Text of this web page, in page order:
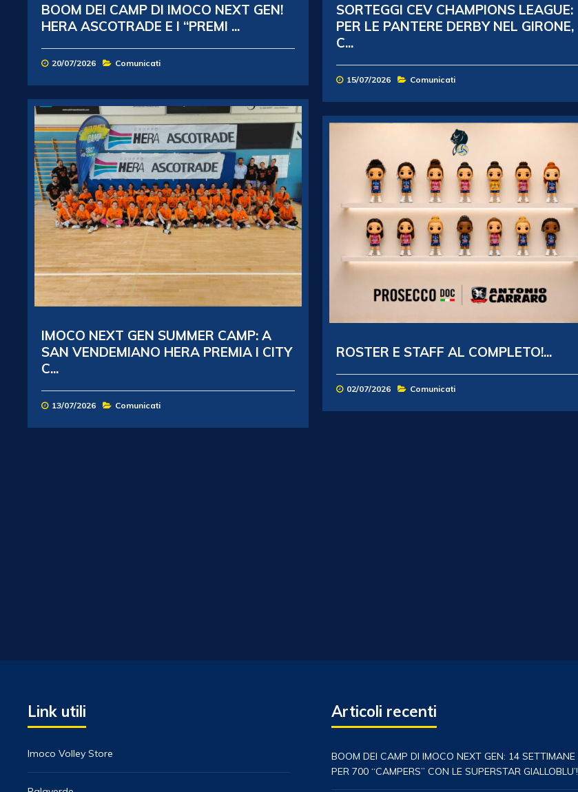
BOOM DEI CAMP DI IMOCO NEXT GEN!
HERA ASCOTRADE E I “PREMI ...
20/07/2026 Comunicati
IMOCO NEXT GEN SUMMER CAMP: A
SAN VENDEMIANO HERA PREMIA I CITY
C...
13/07/2026 Comunicati
SORTEGGI CEV CHAMPIONS LEAGUE:
PER LE PANTERE DERBY NEL GIRONE,
C...
15/07/2026 Comunicati
ROSTER E STAFF AL COMPLETO!...
02/07/2026 Comunicati
Link utili
Imoco Volley Store
Articoli recenti
BOOM DEI CAMP DI IMOCO NEXT GEN: 14 SETTIMANE
PER 700 “CAMPERS” CON LE SUPERSTAR GIALLOBLU’!